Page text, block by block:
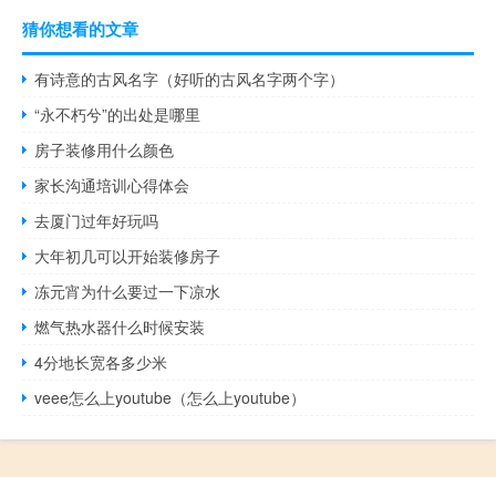
猜你想看的文章
有诗意的古风名字（好听的古风名字两个字）
“永不朽兮”的出处是哪里
房子装修用什么颜色
家长沟通培训心得体会
去厦门过年好玩吗
大年初几可以开始装修房子
冻元宵为什么要过一下凉水
燃气热水器什么时候安装
4分地长宽各多少米
veee怎么上youtube（怎么上youtube）